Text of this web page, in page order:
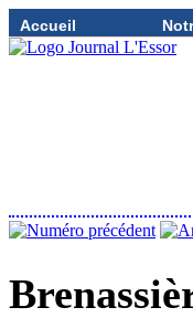
Accueil